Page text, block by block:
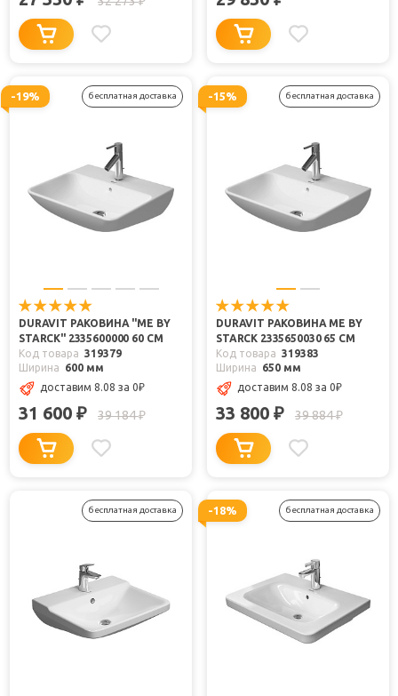
-19% бесплатная доставка
DURAVIT РАКОВИНА "ME BY
STARCK" 2335600000 60 СМ
Код товара 319379
Ширина
600 мм
доставим 8.08 за 0₽
31 600 ₽ 39 184₽
-15% бесплатная доставка
DURAVIT РАКОВИНА ME BY
STARCK 2335650030 65 СМ
Код товара 319383
Ширина
650 мм
доставим 8.08 за 0₽
33 800 ₽ 39 884₽
бесплатная доставка -18% бесплатная доставка